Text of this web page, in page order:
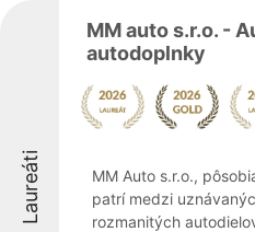
Laureáti
MM auto s.r.o. -
autodoplnky
MM Auto s.r.o.,
patrí medzi
rozmanitých